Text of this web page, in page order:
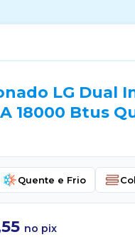
LG Dual
18000 Btus
Quente e Frio
no pix